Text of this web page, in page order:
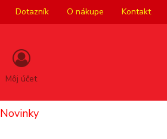
Dotazník O nákupe Kontakt
Môj účet
Novinky